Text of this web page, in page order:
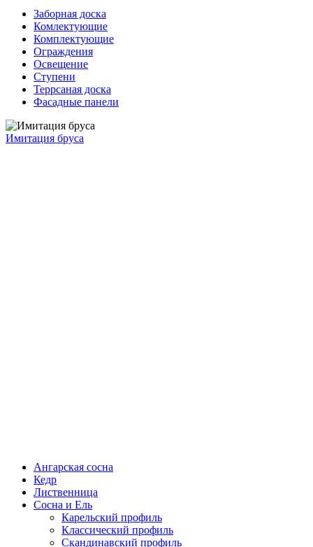
Заборная доска
Комлектующие
Комплектующие
Ограждения
Освещение
Ступени
Террсаная доска
Фасадные панели
Имитация бруса
Ангарская сосна
Кедр
Лиственница
Сосна и Ель
Карельский профиль
Классический профиль
Скандинавский профиль